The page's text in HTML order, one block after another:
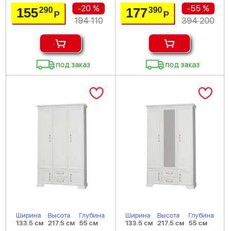
155290Р
-20 %
194 110
под заказ
177390 Р
-55 %
394 200
под заказ
Ширина
133.5 см
Высота
217.5 см
Глубина
55 см
Ширина
133.5 см
Высота
217.5 см
Глубина
55 см